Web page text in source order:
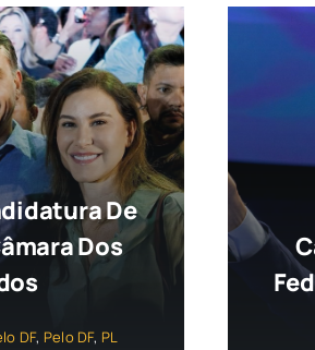
De
Dos
DF, Pelo DF, PL